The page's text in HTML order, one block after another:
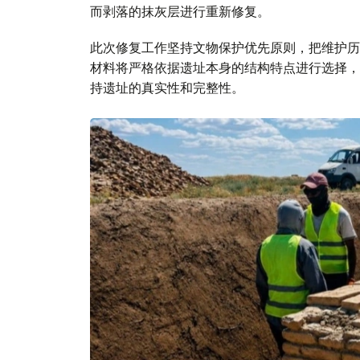
而剥落的抹灰层进行重新修复。
此次修复工作坚持文物保护优先原则，把维护
材料将严格依据遗址本身的结构特点进行选择
持遗址的真实性和完整性。